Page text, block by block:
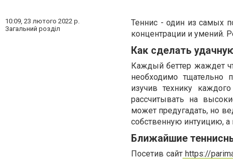
10:09, 23 лютого 2022 р.
Загальний розділ
Теннис - один из самых
концентрации и умений.
Как сделать
Каждый беттер жаждет
необходимо тщательно
изучив технику
рассчитывать на
может предугадать, но
собственную интуицию, а
Ближайшие
Посетив сайт https://